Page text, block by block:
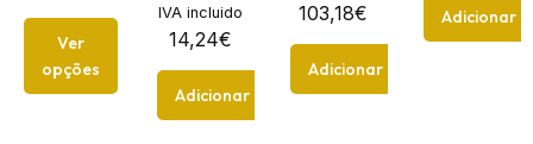
Ver
opções
14,24€
IVA incluido
Adicionar
103,18€
Adicionar
Adicionar